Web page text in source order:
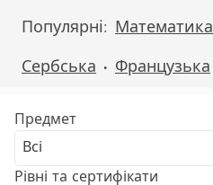
Популярні: Математика
Сербська • Французька
Предмет
Всі
Рівні та сертифікати